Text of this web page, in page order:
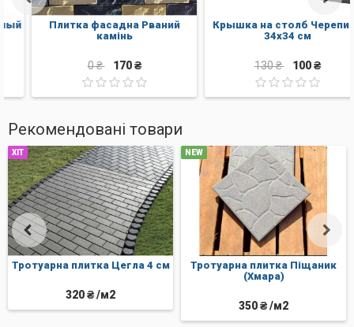
Плитка фасадна Рваний
камінь
170 ₴
Крышка на столб Черепица
34х34 см
130 ₴ 100 ₴
Рекомендовані товари
ХІТ
Тротуарна плитка Цегла 4 см
320 ₴ /м2
NEW
Тротуарна плитка Піщаник
(Хмара)
350 ₴ /м2